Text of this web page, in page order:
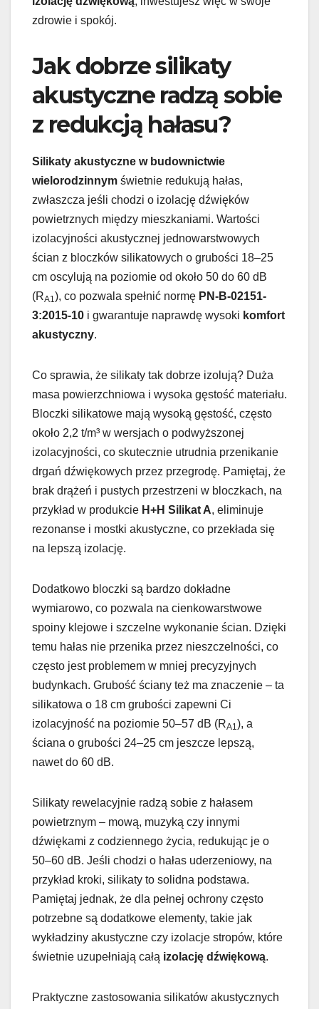
zdrowie i spokój.
Jak dobrze silikaty
akustyczne radzą sobie
z redukcją hałasu?
Silikaty akustyczne w budownictwie
wielorodzinnym świetnie redukują hałas,
zwłaszcza jeśli chodzi o izolację dźwięków
powietrznych między mieszkaniami. Wartości
izolacyjności akustycznej jednowarstwowych
ścian z bloczków silikatowych o grubości 18–25
cm oscylują na poziomie od około 50 do 60 dB
(RA1 ), co pozwala spełnić normę PN-B-02151-
3:2015-10 i gwarantuje naprawdę wysoki komfort
akustyczny.
Co sprawia, że silikaty tak dobrze izolują? Duża
masa powierzchniowa i wysoka gęstość materiału.
Bloczki silikatowe mają wysoką gęstość, często
około 2,2 t/m³ w wersjach o podwyższonej
izolacyjności, co skutecznie utrudnia przenikanie
drgań dźwiękowych przez przegrodę. Pamiętaj, że
brak drążeń i pustych przestrzeni w bloczkach, na
przykład w produkcie H+H Silikat A, eliminuje
rezonanse i mostki akustyczne, co przekłada się
na lepszą izolację.
Dodatkowo bloczki są bardzo dokładne
wymiarowo, co pozwala na cienkowarstwowe
spoiny klejowe i szczelne wykonanie ścian. Dzięki
temu hałas nie przenika przez nieszczelności, co
często jest problemem w mniej precyzyjnych
budynkach. Grubość ściany też ma znaczenie – ta
silikatowa o 18 cm grubości zapewni Ci
izolacyjność na poziomie 50–57 dB (RA1 ), a
ściana o grubości 24–25 cm jeszcze lepszą,
nawet do 60 dB.
Silikaty rewelacyjnie radzą sobie z hałasem
powietrznym – mową, muzyką czy innymi
dźwiękami z codziennego życia, redukując je o
50–60 dB. Jeśli chodzi o hałas uderzeniowy, na
przykład kroki, silikaty to solidna podstawa.
Pamiętaj jednak, że dla pełnej ochrony często
potrzebne są dodatkowe elementy, takie jak
wykładziny akustyczne czy izolacje stropów, które
świetnie uzupełniają całą izolację dźwiękową.
Praktyczne zastosowania silikatów akustycznych